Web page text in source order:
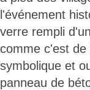
l'événement
verre rempli
comme c'est de
symbolique et
panneau de